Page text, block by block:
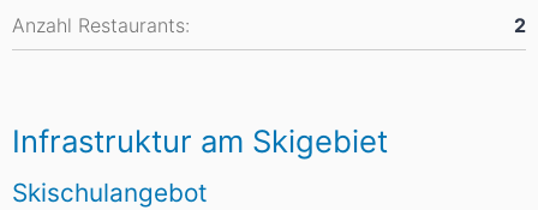
Anzahl Restaurants: 2
Infrastruktur am Skigebiet
Skischulangebot